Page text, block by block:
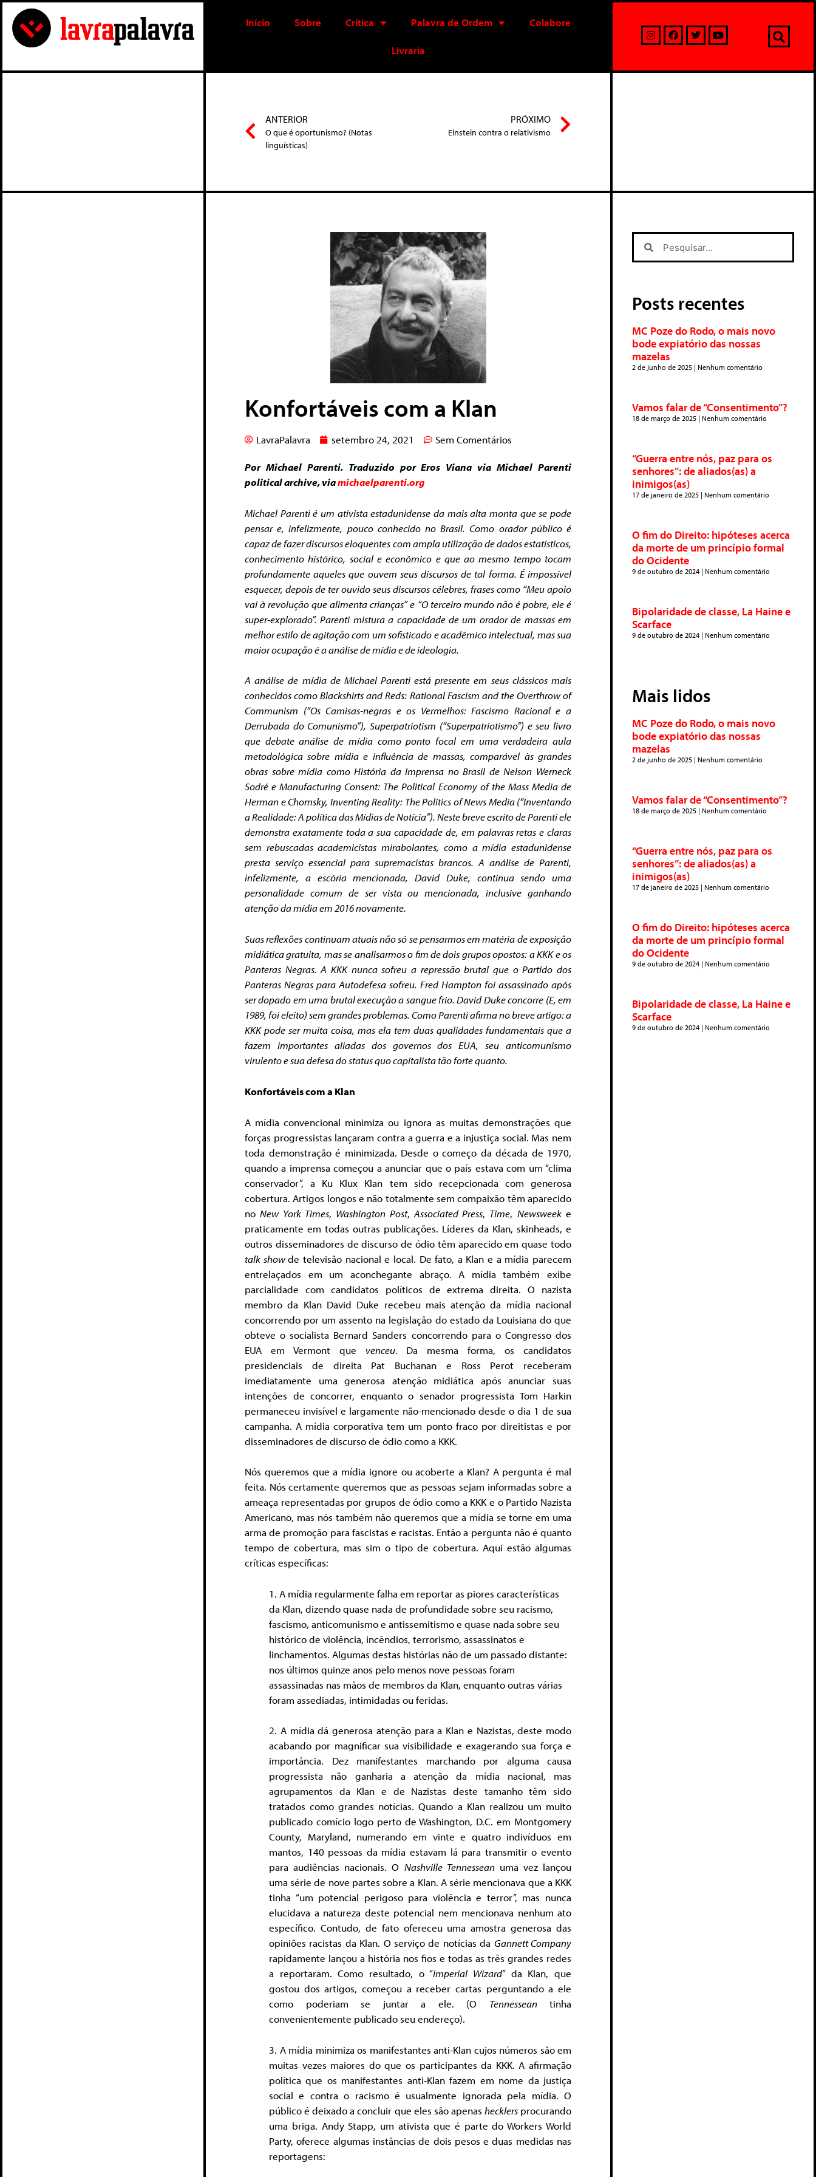
Início Sobre Crítica Palavra de Ordem Colabore
Livraria
ANTERIOR
O que é oportunismo? (Notas
linguísticas)
PRÓXIMO
Einstein contra o relativismo
Konfortáveis com a Klan
LavraPalavra setembro 24, 2021 Sem Comentários
Por Michael Parenti. Traduzido por Eros Viana via Michael Parenti
political archive, viamichaelparenti.org
Michael Parenti é um ativista estadunidense da mais alta monta que se pode
pensar e, infelizmente, pouco conhecido no Brasil. Como orador público é
capaz de fazer discursos eloquentes com ampla utilização de dados estatísticos,
conhecimento histórico, social e econômico e que ao mesmo tempo tocam
profundamente aqueles que ouvem seus discursos de tal forma. É impossível
esquecer, depois de ter ouvido seus discursos célebres, frases como “Meu apoio
vai à revolução que alimenta crianças” e “O terceiro mundo não é pobre, ele é
super-explorado”. Parenti mistura a capacidade de um orador de massas em
melhor estilo de agitação com um sofisticado e acadêmico intelectual, mas sua
maior ocupação é a análise de mídia e de ideologia.
A análise de mídia de Michael Parenti está presente em seus clássicos mais
conhecidos comoBlackshirts and Reds: Rational Fascism and the Overthrow of
Communism (“Os Camisas-negras e os Vermelhos: Fascismo Racional e a
Derrubada do Comunismo”),Superpatriotism (“Superpatriotismo”) e seu livro
que debate análise de mídia como ponto focal em uma verdadeira aula
metodológica sobre mídia e influência de massas, comparável às grandes
obras sobre mídia comoHistória da Imprensa no Brasilde Nelson Werneck
Sodré eManufacturing Consent: The Political Economy of the Mass Mediade
Herman e Chomsky, Inventing Reality: The Politics of News Media(“Inventando
a Realidade: A política das Mídias de Notícia”). Neste breve escrito de Parenti ele
demonstra exatamente toda a sua capacidade de, em palavras retas e claras
sem rebuscadas academicistas mirabolantes, como a mídia estadunidense
presta serviço essencial para supremacistas brancos. A análise de Parenti,
infelizmente, a escória mencionada, David Duke, continua sendo uma
personalidade comum de ser vista ou mencionada, inclusive ganhando
atenção da mídia em 2016 novamente.
Suas reflexões continuam atuais não só se pensarmos em matéria de exposição
midiática gratuita, mas se analisarmos o fim de dois grupos opostos: a KKK e os
Panteras Negras. A KKK nunca sofreu a repressão brutal que o Partido dos
Panteras Negras para Autodefesa sofreu. Fred Hampton foi assassinado após
ser dopado em uma brutal execução a sangue frio. David Duke concorre (E, em
1989, foi eleito) sem grandes problemas. Como Parenti afirma no breve artigo: a
KKK pode ser muita coisa, mas ela tem duas qualidades fundamentais que a
fazem importantes aliadas dos governos dos EUA, seu anticomunismo
virulento e sua defesa do status quo capitalista tão forte quanto.
Konfortáveis com a Klan
A mídia convencional minimiza ou ignora as muitas demonstrações que
forças progressistas lançaram contra a guerra e a injustiça social. Mas nem
toda demonstração é minimizada. Desde o começo da década de 1970,
quando a imprensa começou a anunciar que o país estava com um “clima
conservador”, a Ku Klux Klan tem sido recepcionada com generosa
cobertura. Artigos longos e não totalmente sem compaixão têm aparecido
noNew York Times, Washington Post, Associated Press, Time, Newsweeke
praticamente em todas outras publicações. Líderes da Klan, skinheads, e
outros disseminadores de discurso de ódio têm aparecido em quase todo
talk showde televisão nacional e local. De fato, a Klan e a mídia parecem
entrelaçados em um aconchegante abraço. A mídia também exibe
parcialidade com candidatos políticos de extrema direita. O nazista
membro da Klan David Duke recebeu mais atenção da mídia nacional
concorrendo por um assento na legislação do estado da Louisiana do que
obteve o socialista Bernard Sanders concorrendo para o Congresso dos
EUA em Vermont que venceu. Da mesma forma, os candidatos
presidenciais de direita Pat Buchanan e Ross Perot receberam
imediatamente uma generosa atenção midiática após anunciar suas
intenções de concorrer, enquanto o senador progressista Tom Harkin
permaneceu invisível e largamente não-mencionado desde o dia 1 de sua
campanha. A mídia corporativa tem um ponto fraco por direitistas e por
disseminadores de discurso de ódio como a KKK.
Nós queremos que a mídia ignore ou acoberte a Klan? A pergunta é mal
feita. Nós certamente queremos que as pessoas sejam informadas sobre a
ameaça representadas por grupos de ódio como a KKK e o Partido Nazista
Americano, mas nós também não queremos que a mídia se torne em uma
arma de promoção para fascistas e racistas. Então a pergunta não é quanto
tempo de cobertura, mas sim o tipo de cobertura. Aqui estão algumas
críticas específicas:
1. A mídia regularmente falha em reportar as piores características
da Klan, dizendo quase nada de profundidade sobre seu racismo,
fascismo, anticomunismo e antissemitismo e quase nada sobre seu
histórico de violência, incêndios, terrorismo, assassinatos e
linchamentos. Algumas destas histórias não de um passado distante:
nos últimos quinze anos pelo menos nove pessoas foram
assassinadas nas mãos de membros da Klan, enquanto outras várias
foram assediadas, intimidadas ou feridas.
2. A mídia dá generosa atenção para a Klan e Nazistas, deste modo
acabando por magnificar sua visibilidade e exagerando sua força e
importância. Dez manifestantes marchando por alguma causa
progressista não ganharia a atenção da mídia nacional, mas
agrupamentos da Klan e de Nazistas deste tamanho têm sido
tratados como grandes notícias. Quando a Klan realizou um muito
publicado comício logo perto de Washington, D.C. em Montgomery
County, Maryland, numerando em vinte e quatro indivíduos em
mantos, 140 pessoas da mídia estavam lá para transmitir o evento
para audiências nacionais. O Nashville Tennesseanuma vez lançou
uma série de nove partes sobre a Klan. A série mencionava que a KKK
tinha “um potencial perigoso para violência e terror”, mas nunca
elucidava a natureza deste potencial nem mencionava nenhum ato
específico. Contudo, de fato ofereceu uma amostra generosa das
opiniões racistas da Klan. O serviço de notícias da Gannett Company
rapidamente lançou a história nos fios e todas as três grandes redes
a reportaram. Como resultado, o “Imperial Wizard” da Klan, que
gostou dos artigos, começou a receber cartas perguntando a ele
como poderiam se juntar a ele. (O Tennesseantinha
convenientemente publicado seu endereço).
3. A mídia minimiza os manifestantes anti-Klan cujos números são em
muitas vezes maiores do que os participantes da KKK. A afirmação
política que os manifestantes anti-Klan fazem em nome da justiça
social e contra o racismo é usualmente ignorada pela mídia. O
público é deixado a concluir que eles são apenas hecklersprocurando
uma briga. Andy Stapp, um ativista que é parte do Workers World
Party, oferece algumas instâncias de dois pesos e duas medidas nas
reportagens:
Posts recentes
MC Poze do Rodo, o mais novo
bode expiatório das nossas
mazelas
2 de junho de 2025 Nenhum comentário
Vamos falar de “Consentimento”?
18 de março de 2025 Nenhum comentário
“Guerra entre nós, paz para os
senhores”: de aliados(as) a
inimigos(as)
17 de janeiro de 2025 Nenhum comentário
O fim do Direito: hipóteses acerca
da morte de um princípio formal
do Ocidente
9 de outubro de 2024 Nenhum comentário
Bipolaridade de classe, La Haine e
Scarface
9 de outubro de 2024 Nenhum comentário
Mais lidos
MC Poze do Rodo, o mais novo
bode expiatório das nossas
mazelas
2 de junho de 2025 Nenhum comentário
Vamos falar de “Consentimento”?
18 de março de 2025 Nenhum comentário
“Guerra entre nós, paz para os
senhores”: de aliados(as) a
inimigos(as)
17 de janeiro de 2025 Nenhum comentário
O fim do Direito: hipóteses acerca
da morte de um princípio formal
do Ocidente
9 de outubro de 2024 Nenhum comentário
Bipolaridade de classe, La Haine e
Scarface
9 de outubro de 2024 Nenhum comentário